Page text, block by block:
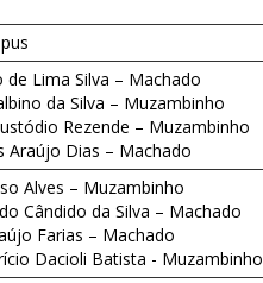
de Lima Silva – Machado
da Silva – Muzambinho
Rezende – Muzambinho
Araújo Dias – Machado
Alves – Muzambinho
Cândido da Silva – Machado
Farias – Machado
Dacioli Batista - Muzambinho